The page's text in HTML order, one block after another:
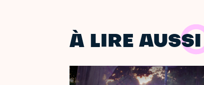
À LIRE AUSSI